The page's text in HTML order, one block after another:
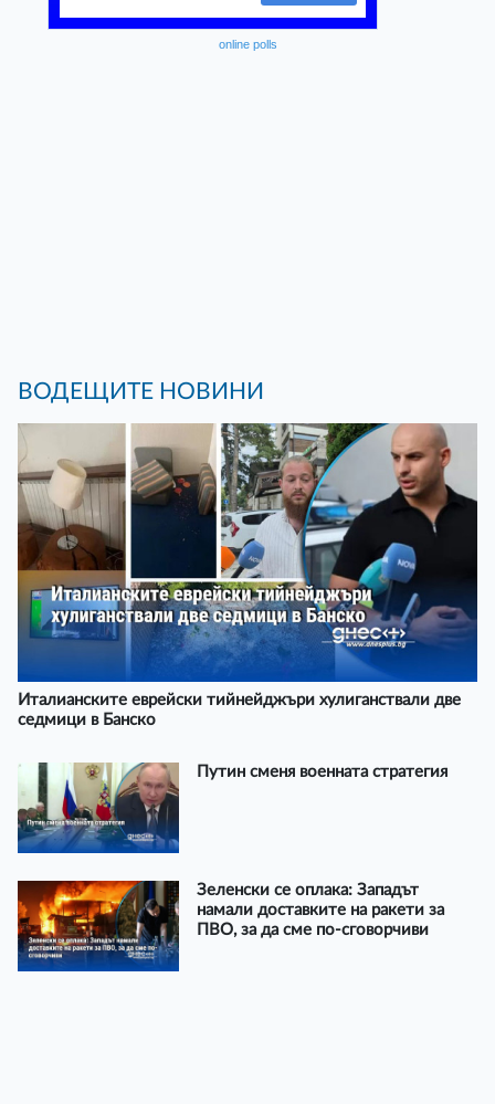
online polls
ВОДЕЩИТЕ НОВИНИ
Италианските еврейски тийнейджъри хулиганствали две
седмици в Банско
Путин сменя военната стратегия
Зеленски се оплака: Западът
намали доставките на ракети за
ПВО, за да сме по-сговорчиви